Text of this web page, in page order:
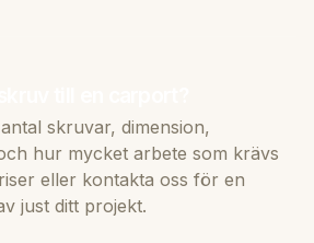
skruvar, dimension,
hur mycket arbete som krävs
eller kontakta oss för en
just ditt projekt.